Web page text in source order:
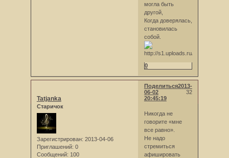
могла быть
другой,
Когда доверялась,
становилась
собой.
0
Поделиться
32
2013-
06-02
20:45:19
Tatjanka
Старичок
Зарегистрирован: 2013-04-06
Приглашений: 0
Сообщений: 100
Никогда не
говорите «мне
все равно».
Не надо
стремиться
афишировать